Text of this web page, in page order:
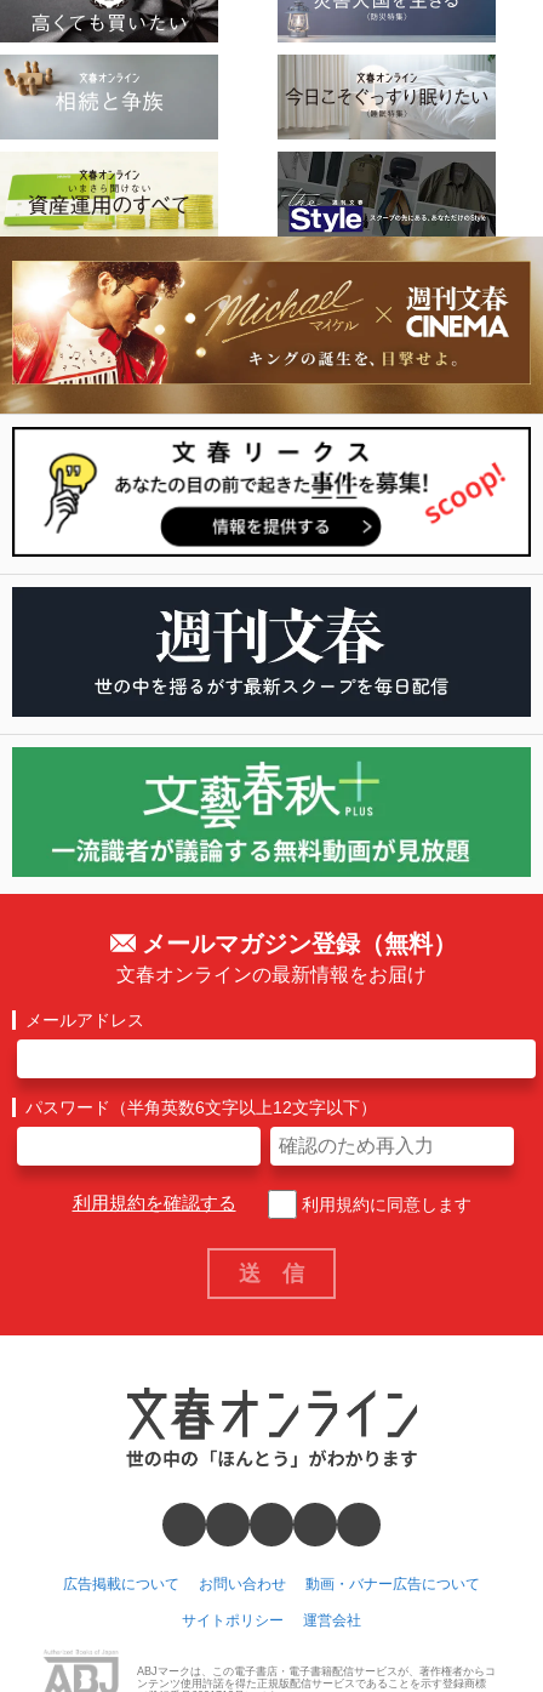
メールマガジン登録（無料）
文春オンラインの最新情報をお届け
メールアドレス
パスワード（半角英数6文字以上12文字以下）
利用規約を確認する 利用規約に同意します
広告掲載について お問い合わせ 動画・バナー広告について
サイトポリシー 運営会社
ABJマークは、この電子書店・電子書籍配信サービスが、著作権者からコ
ンテンツ使用許諾を得た正規版配信サービスであることを示す登録商標